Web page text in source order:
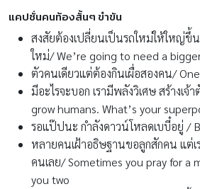
แคปชั่นคนท้องสั้นๆ ขำขัน
สงสัยต้องเปลี่ยนเป็นรถใหม่ให้ใหญ่ขึ้
ใหม่/ We’re going to need a
ตัวคนเดียวแต่ต้องกินเผื่อสองคน/
มีอะไรจะบอก เรามีพลังวิเศษ สร้างเจ้
grow humans. What’s your
รอแป๊ปนะ กำลังดาวน์โหลดเบบี๋อยู่ /
หลายคนเฝ้าอธิษฐานขอลูกสักคน แต่เ
คนเลย/ Sometimes you pray for a
you two